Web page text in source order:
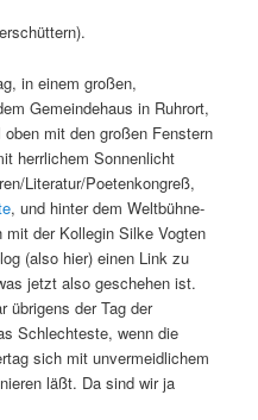
in einem großen,
Gemeindehaus in Ruhrort,
mit den großen Fenstern
herrlichem Sonnenlicht
Literatur/Poetenkongreß,
, und hinter dem Weltbühne-
der Kollegin Silke Vogten
(also hier) einen Link zu
jetzt also geschehen ist.
übrigens der Tag der
Schlechteste, wenn die
sich mit unvermeidlichem
läßt. Da sind wir ja